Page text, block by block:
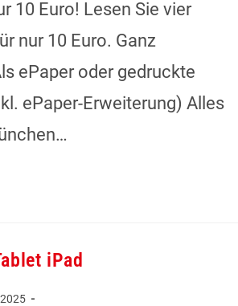
10 Euro! Lesen Sie vier
nur 10 Euro. Ganz
ePaper oder gedruckte
ePaper-Erweiterung) Alles
iPad